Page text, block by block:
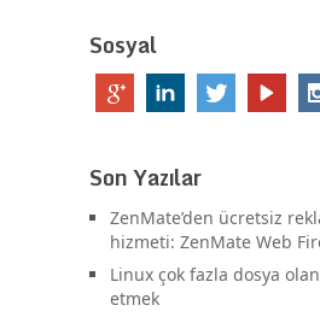
Sosyal
Son Yazılar
ZenMate’den ücretsiz
hizmeti: ZenMate Web
Linux çok fazla dosya
etmek